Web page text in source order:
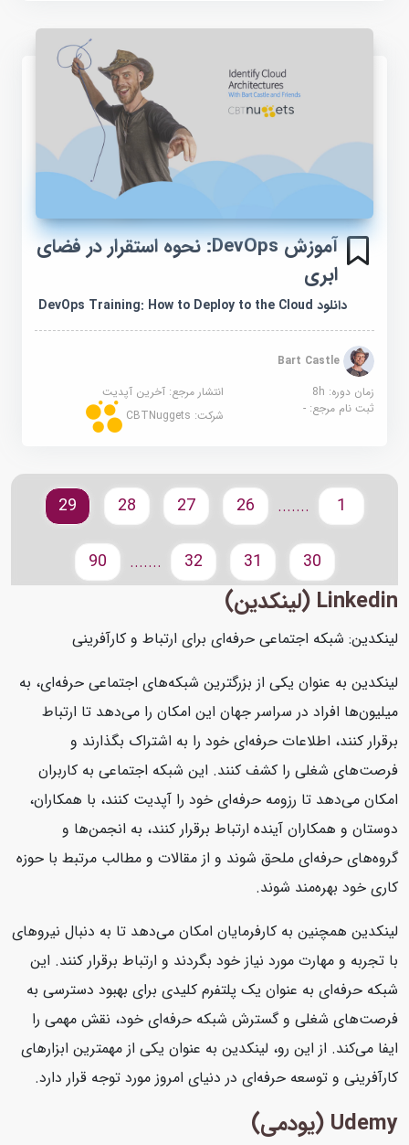
آموزش DevOps: نحوه استقرار در فضای
ابری
دانلود DevOps Training: How to Deploy to the Cloud
Bart Castle
زمان دوره: 8h
انتشار مرجع:آخرین آپدیت
ثبت نام مرجع:- شرکت:CBTNuggets
.......
26
27
28
29
30
31
32
.......
90
Linkedin (لینکدین)
لینکدین: شبکه اجتماعی حرفه‌ای برای ارتباط و کارآفرینی
لینکدین به عنوان یکی از بزرگترین شبکه‌های اجتماعی حرفه‌ای، به
میلیون‌ها افراد در سراسر جهان این امکان را می‌دهد تا ارتباط
برقرار کنند، اطلاعات حرفه‌ای خود را به اشتراک بگذارند و
فرصت‌های شغلی را کشف کنند. این شبکه اجتماعی به کاربران
امکان می‌دهد تا رزومه حرفه‌ای خود را آپدیت کنند، با همکاران،
دوستان و همکاران آینده ارتباط برقرار کنند، به انجمن‌ها و
گروه‌های حرفه‌ای ملحق شوند و از مقالات و مطالب مرتبط با حوزه
کاری خود بهره‌مند شوند.
لینکدین همچنین به کارفرمایان امکان می‌دهد تا به دنبال نیروهای
با تجربه و مهارت مورد نیاز خود بگردند و ارتباط برقرار کنند. این
شبکه حرفه‌ای به عنوان یک پلتفرم کلیدی برای بهبود دسترسی به
فرصت‌های شغلی و گسترش شبکه حرفه‌ای خود، نقش مهمی را
ایفا می‌کند. از این رو، لینکدین به عنوان یکی از مهمترین ابزارهای
کارآفرینی و توسعه حرفه‌ای در دنیای امروز مورد توجه قرار دارد.
Udemy (یودمی)